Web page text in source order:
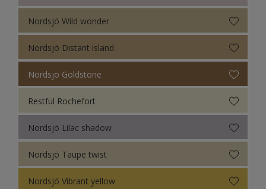
Nordsjö Wild wonder
Nordsjö Distant island
Nordsjö Goldstone
Restful Rochefort
Nordsjö Lilac shadow
Nordsjö Taupe twist
Nordsjö Vibrant yellow